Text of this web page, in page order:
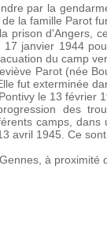
par la
la famille Parot
prison d'Angers,
17 janvier 1944
du camp
Parot (née
fut exterminée
le 13 février
des
camps,
avril 1945. Ce
à proximité